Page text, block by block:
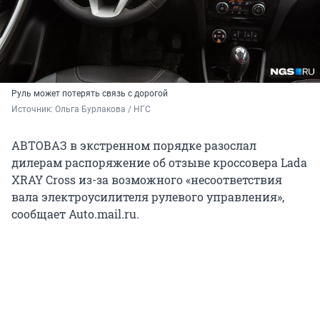
Руль может потерять связь с дорогой
Источник: Ольга Бурлакова / НГС
АВТОВАЗ в экстренном порядке разослал
дилерам распоряжение об отзыве кроссовера Lada
XRAY Cross из-за возможного «несоответствия
вала электроусилителя рулевого управления»,
сообщает Auto.mail.ru.